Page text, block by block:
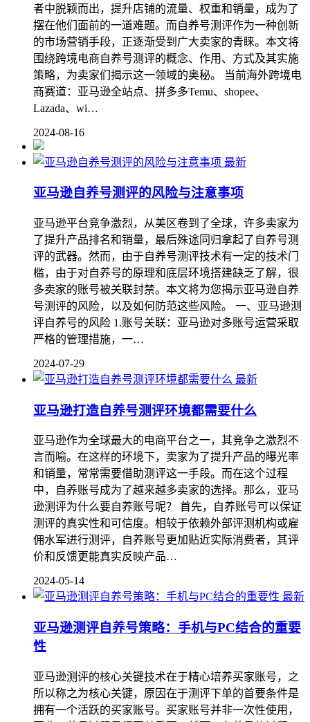
者中脱颖而出，提升店铺的流量、权重和销量，成为了
摆在他们面前的一道难题。而自养号测评作为一种创新
的市场营销手段，正逐渐受到广大卖家的青睐。本文将
围绕跨境电商自养号测评的概念、作用、方式及其实施
策略，为卖家们揭示这一领域的奥秘。 当前海外跨境电
商赛道：亚马逊全站点、拼多多Temu、shopee、
Lazada、wi…
2024-08-16
最新
亚马逊自养号测评的风险与注意事项
亚马逊平台竞争激烈，从美区卷到了全球，许多卖家为
了提升产品排名和销量，最后殊途同归拿起了自养号测
评的武器。然而，由于自养号测评技术有一定的技术门
槛，由于对自养号的原理和底层环境搭建缺乏了解，很
多卖家的账号被关联封禁。本文将为您揭示亚马逊自养
号测评的风险，以及如何防范这些风险。 一、亚马逊测
评自养号的风险 1.账号关联：亚马逊对多账号运营采取
严格的管理措施，一…
2024-07-29
最新
亚马逊打造自养号测评环境都需要什么
亚马逊作为全球最大的电商平台之一，其竞争之激烈不
言而喻。在这样的环境下，卖家为了提升产品的曝光率
和销量，常常需要借助测评这一手段。而在这个过程
中，自养账号成为了越来越多卖家的选择。那么，亚马
逊测评为什么要自养账号呢？ 首先，自养账号可以保证
测评的真实性和可信度。相较于依赖外部评测机构或雇
佣水军进行测评，自养账号更加贴近实际消费者，其评
价和反馈更能真实反映产品…
2024-05-14
最新
亚马逊测评自养号策略：手机与PC结合的重要
性
亚马逊测评的核心关键技术在于精心培养买家账号，之
所以称之为核心关键，原因在于测评下单的首要条件是
拥有一个活跃的买家账号。买家账号并非一次性使用，